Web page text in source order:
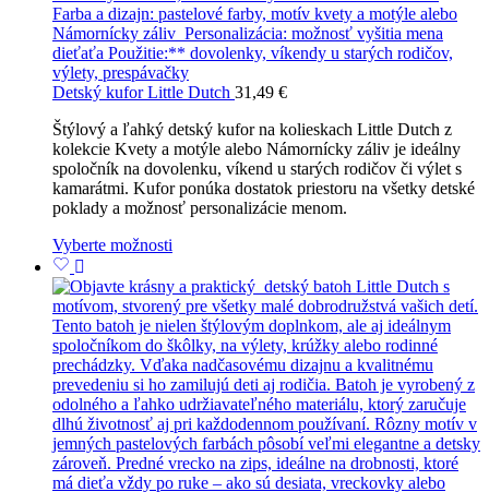
Detský kufor Little Dutch 31,49 €
Štýlový a ľahký detský kufor na kolieskach Little Dutch z
kolekcie Kvety a motýle alebo Námornícky záliv je ideálny
spoločník na dovolenku, víkend u starých rodičov či výlet s
kamarátmi. Kufor ponúka dostatok priestoru na všetky detské
poklady a možnosť personalizácie menom.
Vyberte možnosti